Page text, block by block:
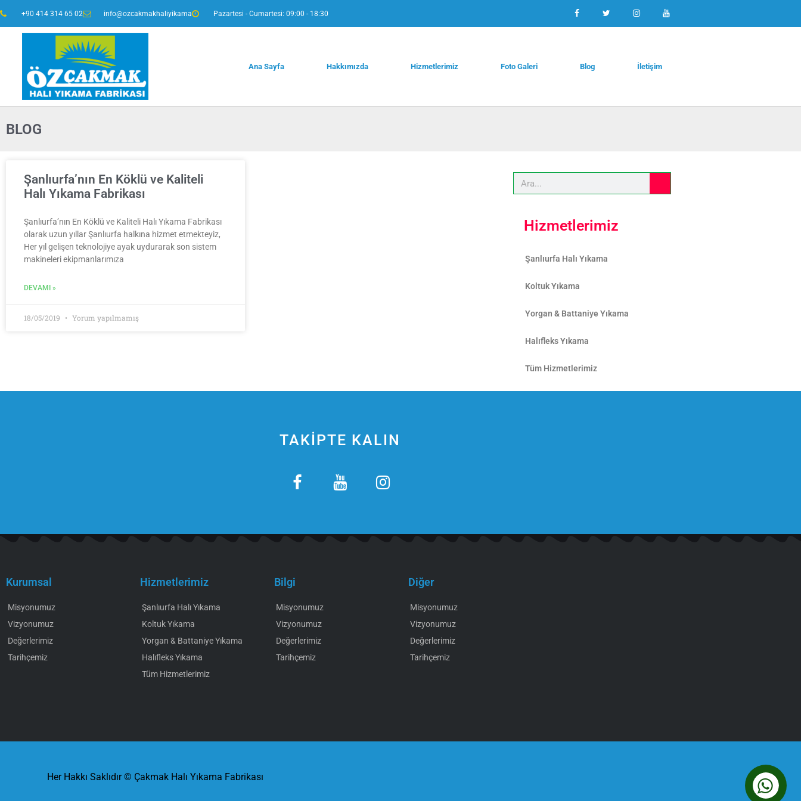
+90 414 314 65 02 info@ozcakmakhaliyikama Pazartesi - Cumartesi: 09:00 - 18:30
Ana Sayfa Hakkımızda Hizmetlerimiz Foto Galeri Blog İletişim
BLOG
Şanlıurfa’nın En Köklü ve Kaliteli
Halı Yıkama Fabrikası
Şanlıurfa’nın En Köklü ve Kaliteli Halı Yıkama Fabrikası
olarak uzun yıllar Şanlıurfa halkına hizmet etmekteyiz,
Her yıl gelişen teknolojiye ayak uydurarak son sistem
makineleri ekipmanlarımıza
DEVAMI »
18/05/2019 Yorum yapılmamış
Hizmetlerimiz
Şanlıurfa Halı Yıkama
Koltuk Yıkama
Yorgan & Battaniye Yıkama
Halıfleks Yıkama
Tüm Hizmetlerimiz
TAKİPTE KALIN
Kurumsal
Misyonumuz
Vizyonumuz
Değerlerimiz
Tarihçemiz
Hizmetlerimiz
Şanlıurfa Halı Yıkama
Koltuk Yıkama
Yorgan & Battaniye Yıkama
Halıfleks Yıkama
Tüm Hizmetlerimiz
Bilgi
Misyonumuz
Vizyonumuz
Değerlerimiz
Tarihçemiz
Diğer
Misyonumuz
Vizyonumuz
Değerlerimiz
Tarihçemiz
Her Hakkı Saklıdır © Çakmak Halı Yıkama Fabrikası